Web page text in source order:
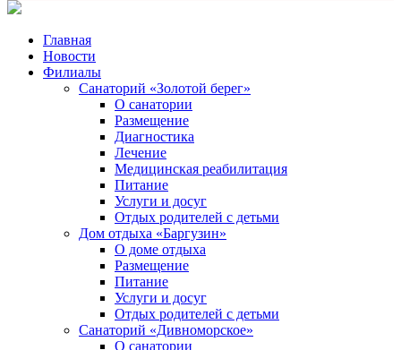
Главная
Новости
Филиалы
Санаторий «Золотой берег»
О санатории
Размещение
Диагностика
Лечение
Медицинская реабилитация
Питание
Услуги и досуг
Отдых родителей с детьми
Дом отдыха «Баргузин»
О доме отдыха
Размещение
Питание
Услуги и досуг
Отдых родителей с детьми
Санаторий «Дивноморское»
О санатории